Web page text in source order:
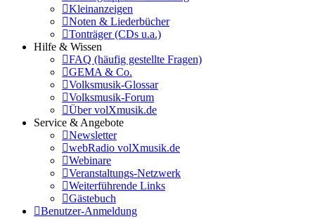
Kleinanzeigen
Noten & Liederbücher
Tonträger (CDs u.a.)
Hilfe & Wissen
FAQ (häufig gestellte Fragen)
GEMA & Co.
Volksmusik-Glossar
Volksmusik-Forum
Über volXmusik.de
Service & Angebote
Newsletter
webRadio volXmusik.de
Webinare
Veranstaltungs-Netzwerk
Weiterführende Links
Gästebuch
Benutzer-Anmeldung